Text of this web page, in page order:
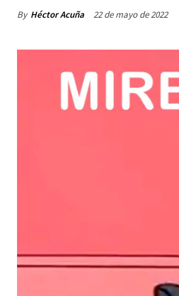
By Héctor Acuña 22 de mayo de 2022